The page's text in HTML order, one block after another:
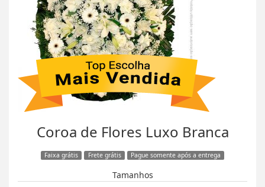
Coroa de Flores Luxo Branca
Faixa grátis Frete grátis Pague somente após a entrega
Tamanhos